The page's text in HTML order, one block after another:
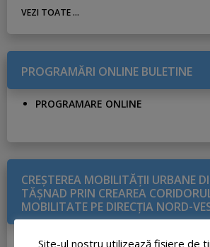
VEZI TOATE ...
PROGRAMĂRI ONLINE BULETINE
PROGRAMARE ONLINE
CREŞTEREA MOBILITĂŢII URBANE
TĂŞNAD PRIN CREAREA
MOBILITATE PE DIRECŢIA NORD-
DETALII PROIECT
Site-ul nostru utilizează fişiere de